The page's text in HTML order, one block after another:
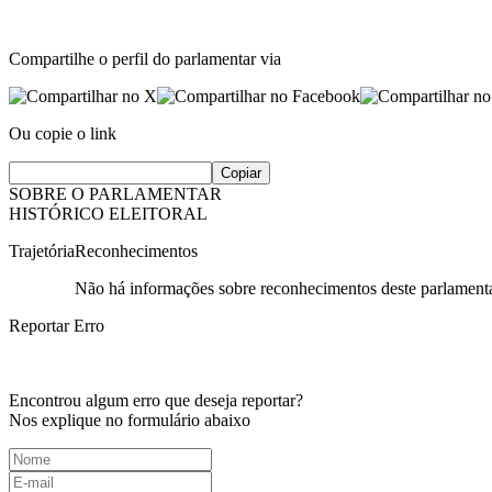
Compartilhe o perfil do parlamentar via
Ou copie o link
Copiar
SOBRE O PARLAMENTAR
HISTÓRICO ELEITORAL
TrajetóriaReconhecimentos
Não há informações sobre reconhecimentos deste
Reportar Erro
Encontrou algum erro que deseja reportar?
Nos explique no formulário abaixo